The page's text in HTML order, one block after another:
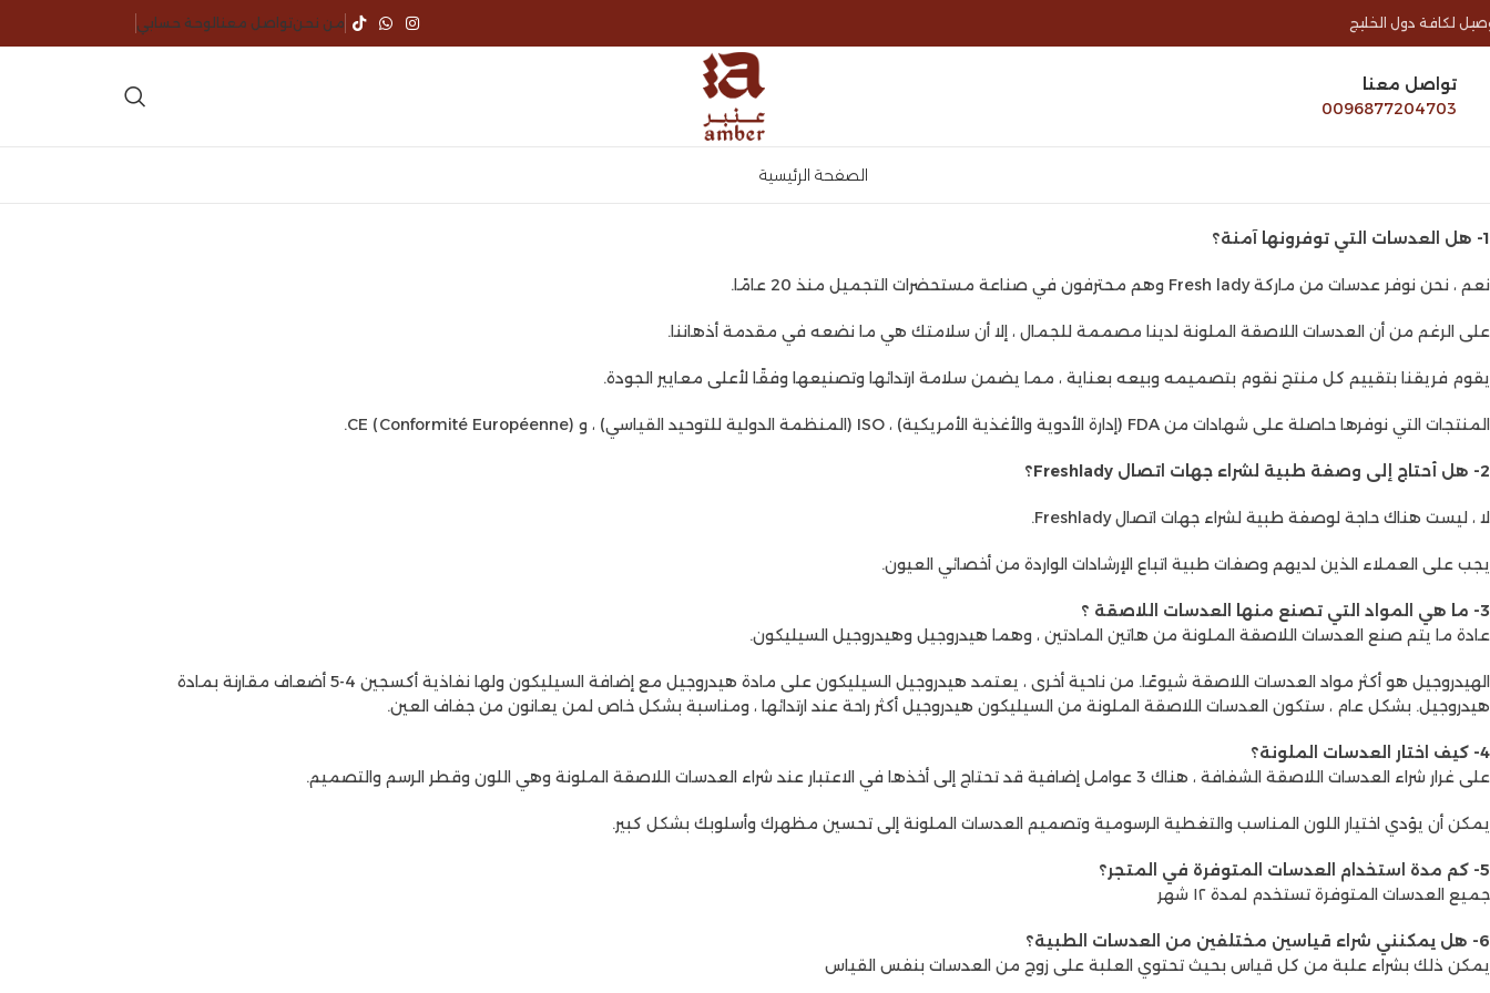
لكافة دول الخليج من نحنتواصل معنا لوحة حسابي
تواصل معنا
0096877204703
الصفحة الرئيسية
1- هل العدسات التي توفرونها آمنة؟
نعم ، نحن نوفر عدسات من ماركة Fresh lady وهم محترفون في صناعة مستحضرات التجميل منذ 20 عامًا.
على الرغم من أن العدسات اللاصقة الملونة لدينا مصممة للجمال ، إلا أن سلامتك هي ما نضعه في مقدمة أذهاننا.
يقوم فريقنا بتقييم كل منتج نقوم بتصميمه وبيعه بعناية ، مما يضمن سلامة ارتدائها وتصنيعها وفقًا لأعلى معايير الجودة.
المنتجات التي نوفرها حاصلة على شهادات من FDA (إدارة الأدوية والأغذية الأمريكية) ، ISO (المنظمة الدولية للتوحيد القياسي) ، و CE (Conformité Européenne).
2- هل أحتاج إلى وصفة طبية لشراء جهات اتصال Freshlady؟
لا ، ليست هناك حاجة لوصفة طبية لشراء جهات اتصال Freshlady.
يجب على العملاء الذين لديهم وصفات طبية اتباع الإرشادات الواردة من أخصائي العيون.
3- ما هي المواد التي تصنع منها العدسات اللاصقة ؟
عادة ما يتم صنع العدسات اللاصقة الملونة من هاتين المادتين ، وهما هيدروجيل وهيدروجيل السيليكون.
الهيدروجيل هو أكثر مواد العدسات اللاصقة شيوعًا. من ناحية أخرى ، يعتمد هيدروجيل السيليكون على مادة هيدروجيل مع إضافة السيليكون ولها نفاذية أكسجين 4-5 أضعاف مقارنة بمادة
هيدروجيل. بشكل عام ، ستكون العدسات اللاصقة الملونة من السيليكون هيدروجيل أكثر راحة عند ارتدائها ، ومناسبة بشكل خاص لمن يعانون من جفاف العين.
4- كيف اختار العدسات الملونة؟
على غرار شراء العدسات اللاصقة الشفافة ، هناك 3 عوامل إضافية قد تحتاج إلى أخذها في الاعتبار عند شراء العدسات اللاصقة الملونة وهي اللون وقطر الرسم والتصميم.
يمكن أن يؤدي اختيار اللون المناسب والتغطية الرسومية وتصميم العدسات الملونة إلى تحسين مظهرك وأسلوبك بشكل كبير.
5- كم مدة استخدام العدسات المتوفرة في المتجر؟
جميع العدسات المتوفرة تستخدم لمدة ١٢ شهر
6- هل يمكنني شراء قياسين مختلفين من العدسات الطبية؟
يمكن ذلك بشراء علبة من كل قياس بحيث تحتوي العلبة على زوج من العدسات بنفس القياس